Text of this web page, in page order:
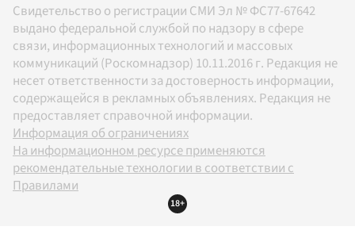
Свидетельство о регистрации СМИ Эл № ФС77-67642
выдано федеральной службой по надзору в сфере
связи, информационных технологий и массовых
коммуникаций (Роскомнадзор) 10.11.2016 г. Редакция не
несет ответственности за достоверность информации,
содержащейся в рекламных объявлениях. Редакция не
предоставляет справочной информации.
Информация об ограничениях
На информационном ресурсе применяются
рекомендательные технологии в соответствии с
Правилами
18+